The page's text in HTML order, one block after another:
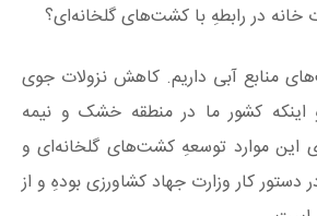
در رابطهِ با کشت‌های گلخانه‌ای؟
منابع آبی داریم. کاهش نزولات جوی
کشور ما در منطقه خشک و نیمه
این موارد توسعهِ کشت‌های گلخانه‌ای و
کار وزارت جهاد کشاورزی بودهِ و از